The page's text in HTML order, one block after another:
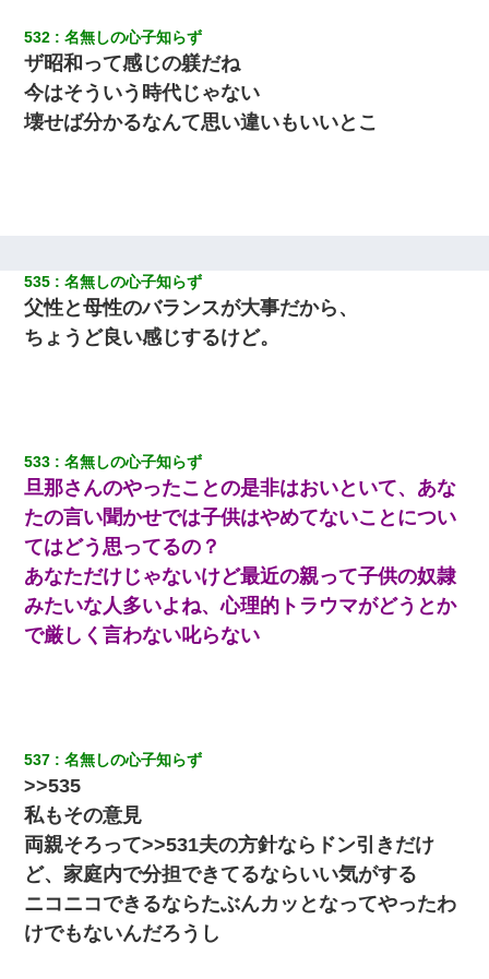
532 名無しの心子知らず
ザ昭和って感じの躾だね
今はそういう時代じゃない
壊せば分かるなんて思い違いもいいとこ
535 名無しの心子知らず
父性と母性のバランスが大事だから、
ちょうど良い感じするけど。
533 名無しの心子知らず
旦那さんのやったことの是非はおいといて、あな
たの言い聞かせでは子供はやめてないことについ
てはどう思ってるの？
あなただけじゃないけど最近の親って子供の奴隷
みたいな人多いよね、心理的トラウマがどうとか
で厳しく言わない叱らない
537 名無しの心子知らず
>>535
私もその意見
両親そろって>>531夫の方針ならドン引きだけ
ど、家庭内で分担できてるならいい気がする
ニコニコできるならたぶんカッとなってやったわ
けでもないんだろうし